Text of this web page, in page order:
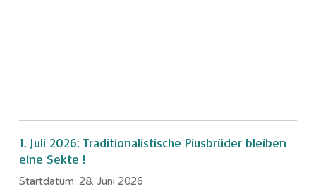
1. Juli 2026: Traditionalistische Piusbrüder bleiben
eine Sekte !
Startdatum: 28. Juni 2026